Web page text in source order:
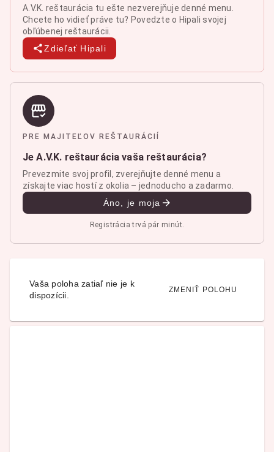
A.V.K. reštaurácia tu ešte nezverejňuje denné menu.
Chcete ho vidieť práve tu? Povedzte o Hipali svojej
obľúbenej reštaurácii.
Zdieľať Hipali
PRE MAJITEĽOV REŠTAURÁCIÍ
Je A.V.K. reštaurácia vaša reštaurácia?
Prevezmite svoj profil, zverejňujte denné menu a
získajte viac hostí z okolia – jednoducho a zadarmo.
Áno, je moja
Registrácia trvá pár minút.
Vaša poloha zatiaľ nie je k
dispozícii.
ZMENIŤ POLOHU